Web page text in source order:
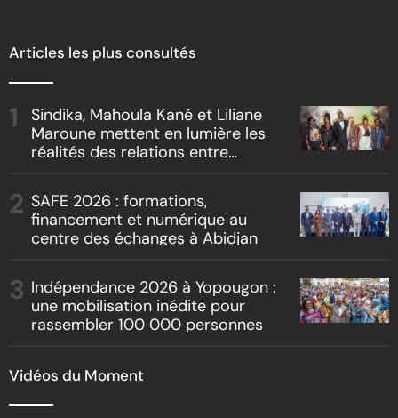
Articles les plus consultés
Sindika, Mahoula Kané et Liliane
Maroune mettent en lumière les
réalités des relations entre
« Boss vs Boss »
SAFE 2026 : formations,
financement et numérique au
centre des échanges à Abidjan
Indépendance 2026 à Yopougon :
une mobilisation inédite pour
rassembler 100 000 personnes
Vidéos du Moment